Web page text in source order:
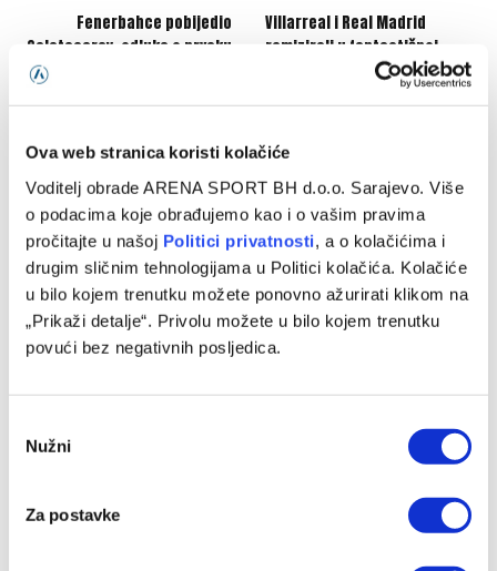
Ova web stranica koristi kolačiće
Voditelj obrade ARENA SPORT BH d.o.o. Sarajevo. Više
o podacima koje obrađujemo kao i o vašim pravima
pročitajte u našoj Politici privatnosti, a o kolačićima i
drugim sličnim tehnologijama u Politici kolačića. Kolačiće
u bilo kojem trenutku možete ponovno ažurirati klikom na
„Prikaži detalje“. Privolu možete u bilo kojem trenutku
povući bez negativnih posljedica.
Selection
Nužni
Za postavke
Fenerbahce pobijedio
Galatasaray, odluka o prvaku
Villarreal i Real Madrid
remizirali u fantastičnoj
utamici na De la Ceramici
SLIČNE OBJAVE
izdašnijih ponuda